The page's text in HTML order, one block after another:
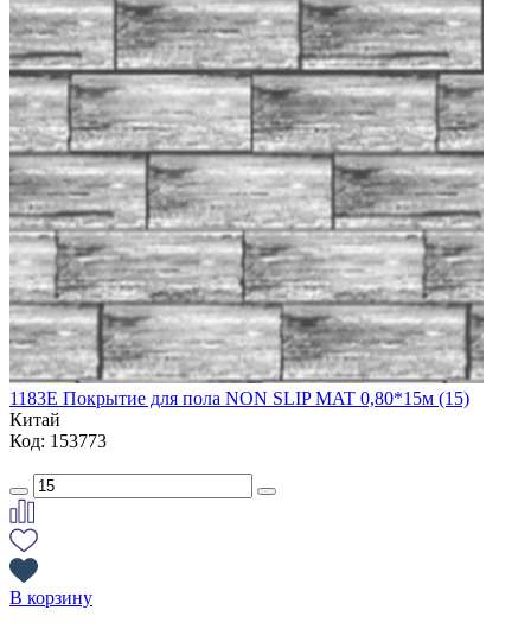
1183E Покрытие для пола NON SLIP MAT 0,80*15м (15)
Китай
Код: 153773
В корзину